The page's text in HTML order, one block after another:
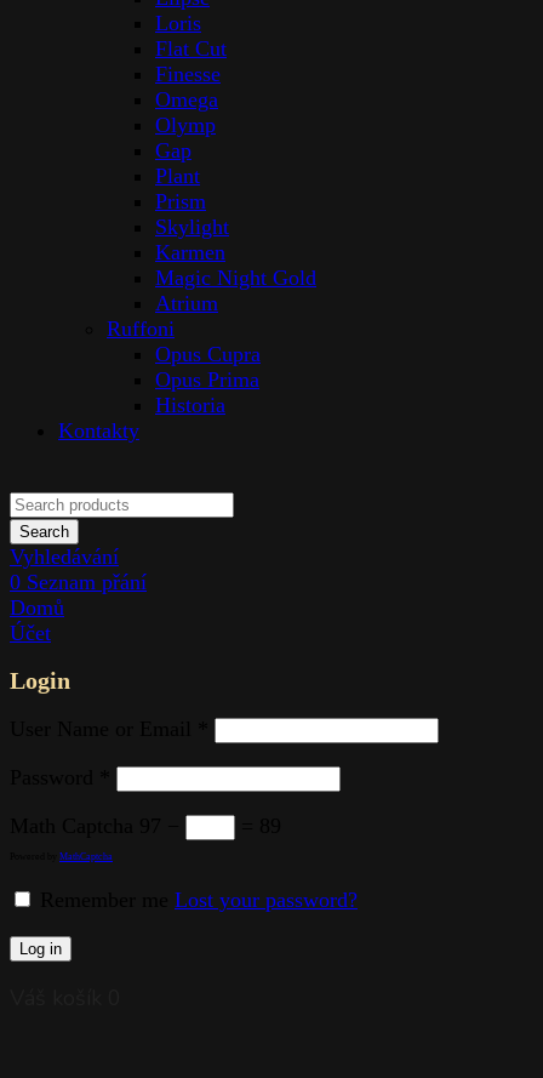
Loris
Flat Cut
Finesse
Omega
Olymp
Gap
Plant
Prism
Skylight
Karmen
Magic Night Gold
Atrium
Ruffoni
Opus Cupra
Opus Prima
Historia
Kontakty
Search
Vyhledávání
0 Seznam přání
Domů
Účet
Login
MathCaptcha
Lost your password?
Log in